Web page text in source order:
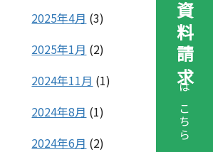
資料請求
はこちら
2025年4月 (3)
2025年1月 (2)
2024年11月 (1)
2024年8月 (1)
2024年6月 (2)